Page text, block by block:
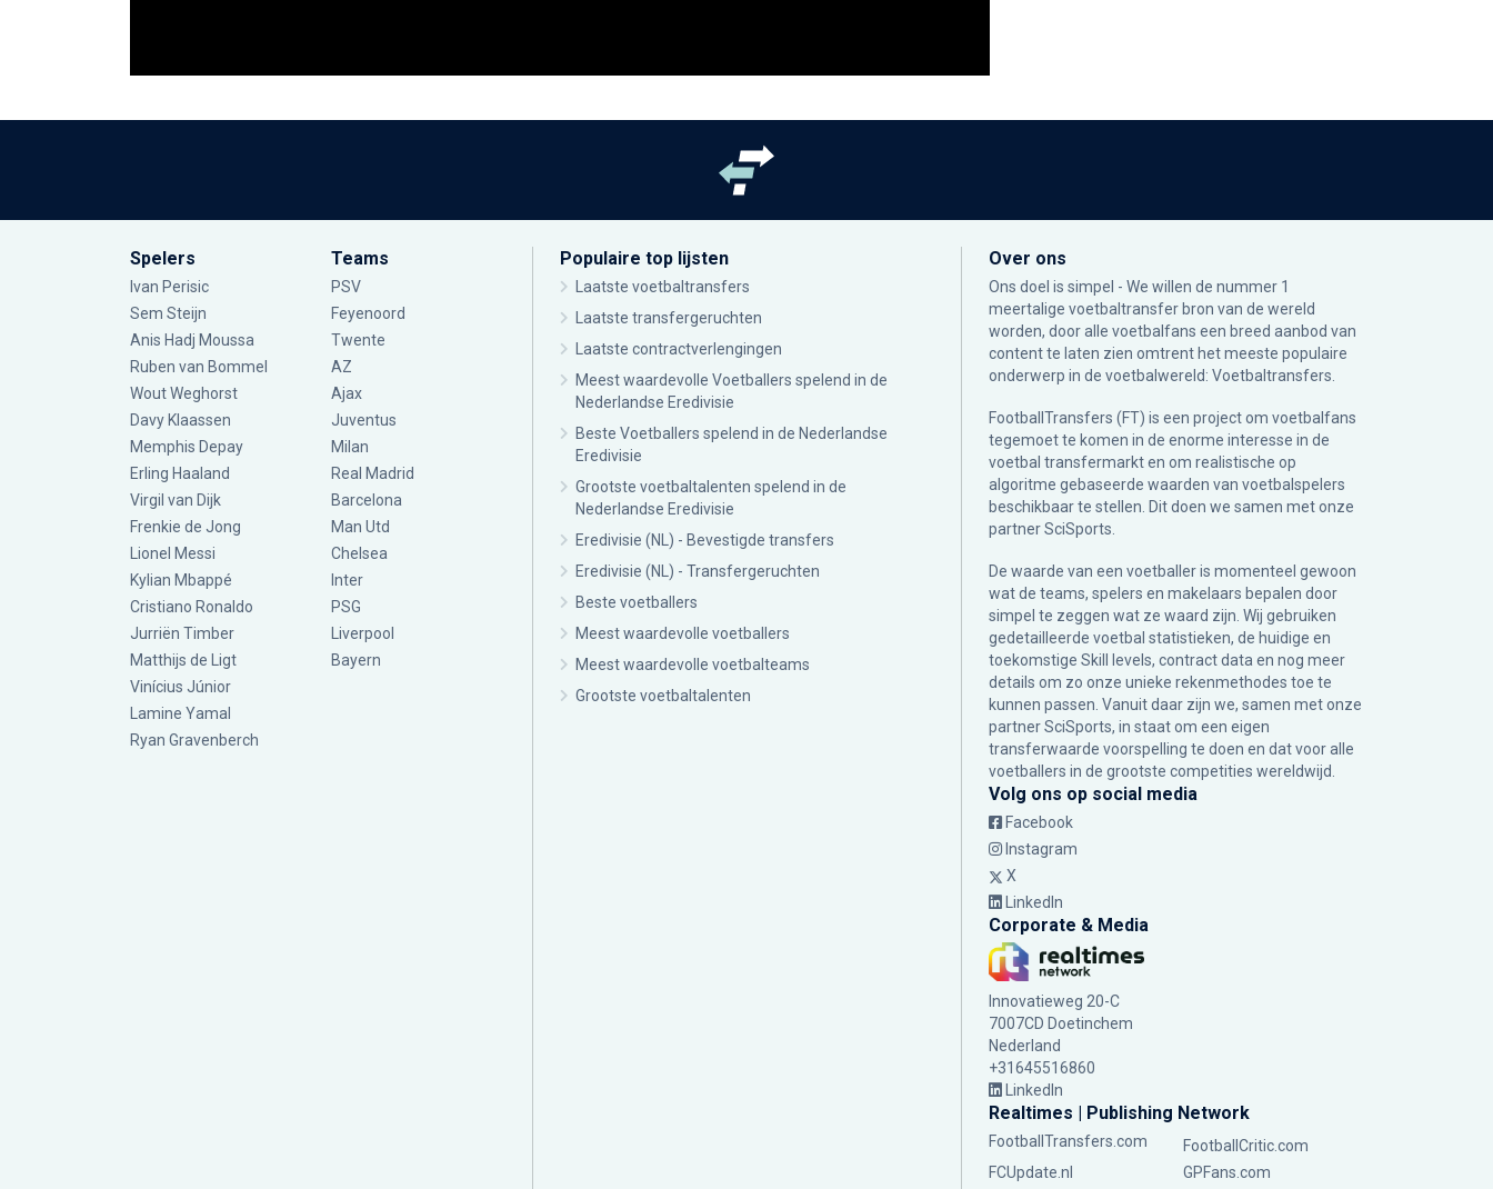
Spelers
Ivan Perisic
Sem Steijn
Anis Hadj Moussa
Ruben van Bommel
Wout Weghorst
Davy Klaassen
Memphis Depay
Erling Haaland
Virgil van Dijk
Frenkie de Jong
Lionel Messi
Kylian Mbappé
Cristiano Ronaldo
Jurriën Timber
Matthijs de Ligt
Vinícius Júnior
Lamine Yamal
Ryan Gravenberch
Teams
PSV
Feyenoord
Twente
AZ
Ajax
Juventus
Milan
Real Madrid
Barcelona
Man Utd
Chelsea
Inter
PSG
Liverpool
Bayern
Populaire top lijsten
Laatste voetbaltransfers
Laatste transfergeruchten
Laatste contractverlengingen
Meest waardevolle Voetballers spelend in de
Nederlandse Eredivisie
Beste Voetballers spelend in de Nederlandse
Eredivisie
Grootste voetbaltalenten spelend in de
Nederlandse Eredivisie
Eredivisie (NL) - Bevestigde transfers
Eredivisie (NL) - Transfergeruchten
Beste voetballers
Meest waardevolle voetballers
Meest waardevolle voetbalteams
Grootste voetbaltalenten
Over ons
Ons doel is simpel - We willen de nummer 1
meertalige voetbaltransfer bron van de wereld
worden, door alle voetbalfans een breed aanbod van
content te laten zien omtrent het meeste populaire
onderwerp in de voetbalwereld: Voetbaltransfers.
FootballTransfers (FT) is een project om voetbalfans
tegemoet te komen in de enorme interesse in de
voetbal transfermarkt en om realistische op
algoritme gebaseerde waarden van voetbalspelers
beschikbaar te stellen. Dit doen we samen met onze
partnerSciSports
De waarde van een voetballer is momenteel gewoon
wat de teams, spelers en makelaars bepalen door
simpel te zeggen wat ze waard zijn. Wij gebruiken
gedetailleerde voetbal statistieken, de huidige en
toekomstige Skill levels, contract data en nog meer
details om zo onze unieke rekenmethodes toe te
kunnen passen. Vanuit daar zijn we, samen met onze
partner SciSports, in staat om een eigen
transferwaarde voorspelling te doen en dat voor alle
voetballers in de grootste competities wereldwijd.
Volg ons op social media
Facebook
Instagram
X
LinkedIn
Corporate & Media
Innovatieweg 20-C
7007CD Doetinchem
Nederland
+31645516860
LinkedIn
Realtimes | Publishing Network
FootballTransfers.com
FootballCritic.com
FCUpdate.nl
GPFans.com